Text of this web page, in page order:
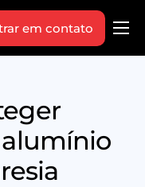
em contato